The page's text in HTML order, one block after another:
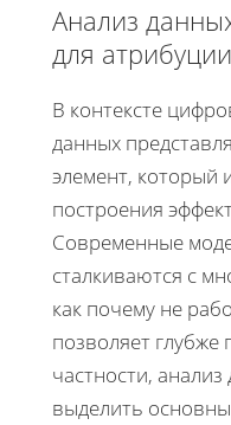
Анализ
для атрибуции
В контексте
данных
элемент, который
построения
Современные
сталкиваются с
как почему не
позволяет
частности,
выделить